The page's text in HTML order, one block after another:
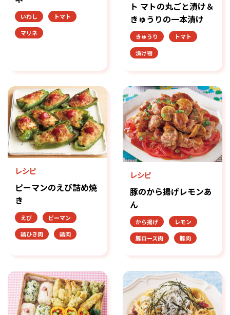
いわし
トマト
マリネ
ト マトの丸ごと漬け＆
きゅうりの一本漬け
きゅうり
トマト
漬け物
レシピ
ピーマンのえび詰め焼
き
えび
ピーマン
鶏ひき肉
鶏肉
レシピ
豚のから揚げレモンあ
ん
から揚げ
レモン
豚ロース肉
豚肉